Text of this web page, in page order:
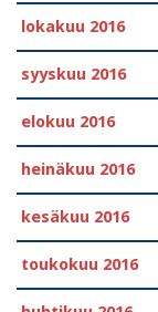
lokakuu 2016
syyskuu 2016
elokuu 2016
heinäkuu 2016
kesäkuu 2016
toukokuu 2016